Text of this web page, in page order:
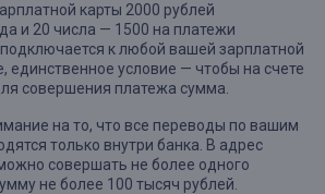
карты 2000 рублей
и 20 числа — 1500 на платежи
подключается к любой вашей зарплатной
единственное условие — чтобы на счете
совершения платежа сумма.
на то, что все переводы по вашим
только внутри банка. В адрес
совершать не более одного
не более 100 тысяч рублей.